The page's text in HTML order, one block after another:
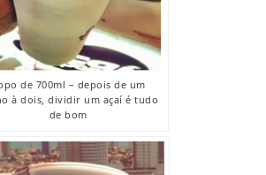
de 700ml – depois de um
à dois, dividir um açaí é tudo
de bom